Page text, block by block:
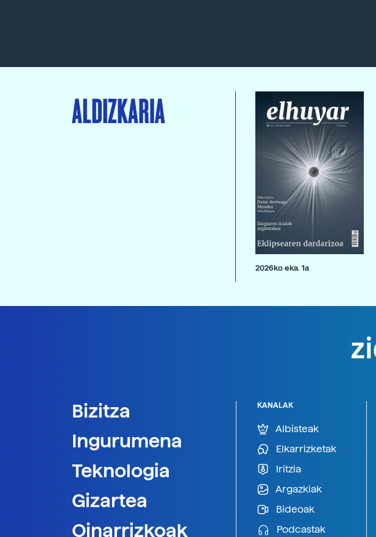
ALDIZKARIA
2026ko eka. 1a
Bizitza
Ingurumena
Teknologia
Gizartea
Oinarrizkoak
KANALAK
Albisteak
Elkarrizketak
Iritzia
Argazkiak
Bideoak
Podcastak